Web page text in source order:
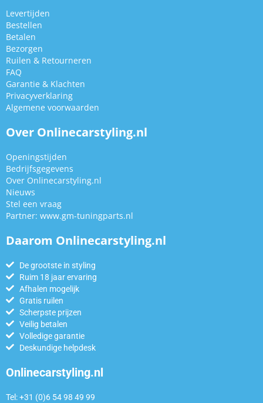
Levertijden
Bestellen
Betalen
Bezorgen
Ruilen & Retourneren
FAQ
Garantie & Klachten
Privacyverklaring
Algemene voorwaarden
Over Onlinecarstyling.nl
Openingstijden
Bedrijfsgegevens
Over Onlinecarstyling.nl
Nieuws
Stel een vraag
Partner: www.gm-tuningparts.nl
Daarom Onlinecarstyling.nl
De grootste in styling
Ruim 18 jaar ervaring
Afhalen mogelijk
Gratis ruilen
Scherpste prijzen
Veilig betalen
Volledige garantie
Deskundige helpdesk
Onlinecarstyling.nl
Tel: +31 (0)6 54 98 49 99